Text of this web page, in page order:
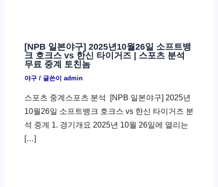
[NPB 일본야구] 2025년10월26일 소프트뱅
크 호크스 vs 한신 타이거즈 | 스포츠 분석
무료 중계 토친놈
야구/ 글쓴이 admin
스포츠 중계스포츠 분석 ​ [NPB 일본야구] 2025년
10월26일 소프트뱅크 호크스 vs 한신 타이거즈 분
석 중계 1. 경기개요 2025년 10월 26일에 열리는
[…]